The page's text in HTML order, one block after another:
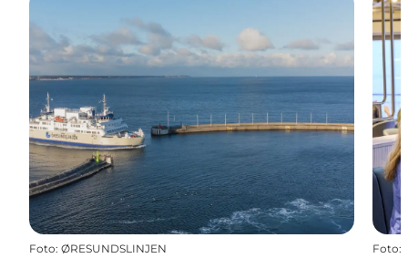
Foto: ØRESUNDSLINJEN Foto: